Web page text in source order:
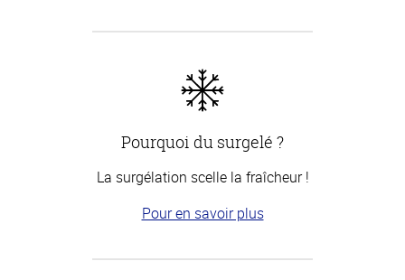
Pourquoi du surgelé ?
La surgélation scelle la fraîcheur !
Pour en savoir plus